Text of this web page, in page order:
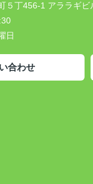
５丁456-1 アララギビ
日
合わせ